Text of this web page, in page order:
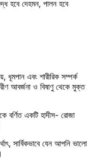
হবে দেহমন, পালন হবে
ধূমপান এবং শারীরিক সম্পর্ক
আবর্জনা ও বিষাণু থেকে মুক্ত
বর্ণিত একটি হাদীস- রোজা
সার্বিকভাবে যেন আপনি ভালো